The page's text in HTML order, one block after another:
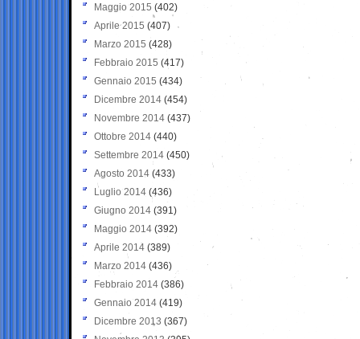
Maggio 2015 (402)
Aprile 2015 (407)
Marzo 2015 (428)
Febbraio 2015 (417)
Gennaio 2015 (434)
Dicembre 2014 (454)
Novembre 2014 (437)
Ottobre 2014 (440)
Settembre 2014 (450)
Agosto 2014 (433)
Luglio 2014 (436)
Giugno 2014 (391)
Maggio 2014 (392)
Aprile 2014 (389)
Marzo 2014 (436)
Febbraio 2014 (386)
Gennaio 2014 (419)
Dicembre 2013 (367)